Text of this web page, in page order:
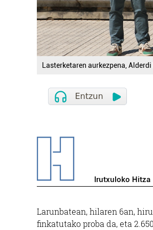
Lasterketaren aurkezpena, Alderdi
Irutxuloko Hitza
Larunbatean, hilaren 6an,
finkatutako proba da, eta